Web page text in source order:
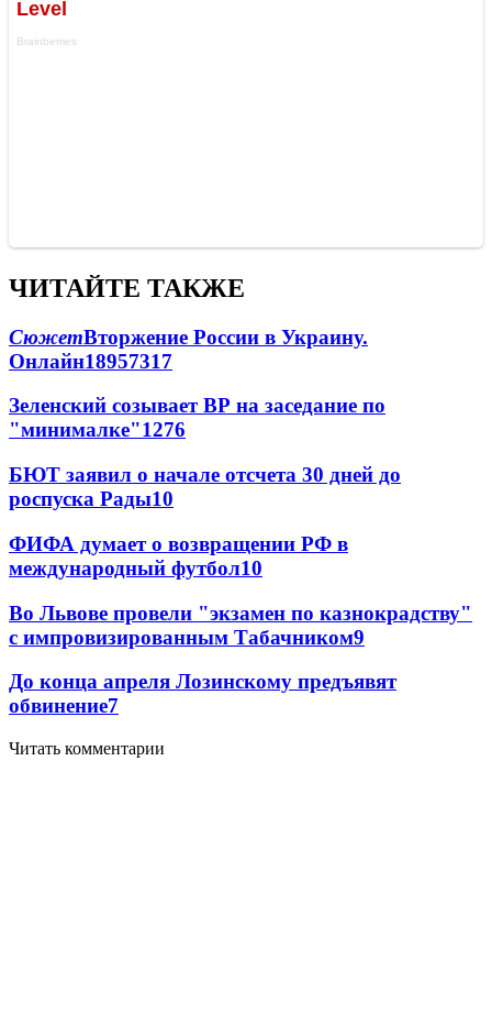
ЧИТАЙТЕ ТАКЖЕ
СюжетВторжение России в Украину.
Онлайн18957317
Зеленский созывает ВР на заседание по
"минималке"1276
БЮТ заявил о начале отсчета 30 дней до
роспуска Рады10
ФИФА думает о возвращении РФ в
международный футбол10
Во Львове провели "экзамен по казнокрадству"
с импровизированным Табачником9
До конца апреля Лозинскому предъявят
обвинение7
Читать комментарии